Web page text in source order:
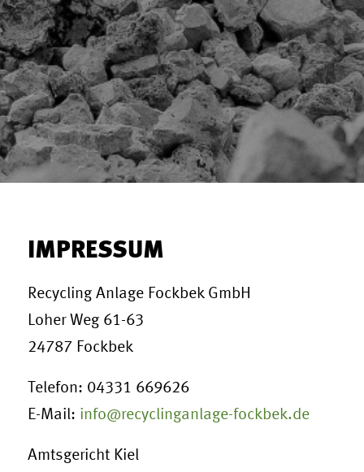
IMPRESSUM
Recycling Anlage Fockbek GmbH
Loher Weg 61-63
24787 Fockbek
Telefon: 04331 669626
E-Mail: info@recyclinganlage-fockbek.de
Amtsgericht Kiel